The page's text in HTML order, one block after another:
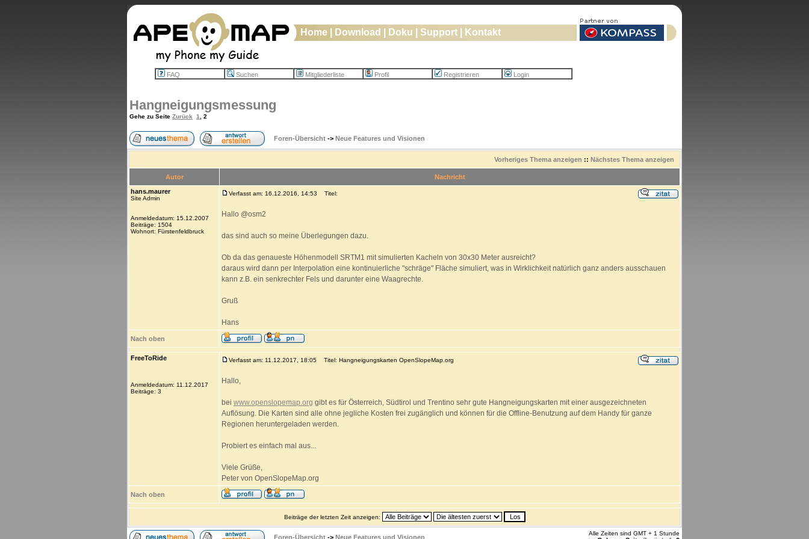
Home Download Doku Support Kontakt
FAQ Suchen Mitgliederliste Profil Registrieren Login
Hangneigungsmessung
Gehe zu Seite Zurück 1 2
Foren-Übersicht -> Neue Features und Visionen
Vorheriges Thema anzeigen :: Nächstes Thema anzeigen
Autor
Nachricht
hans.maurer
Site Admin
Anmeldedatum: 15.12.2007
Beiträge: 1504
Wohnort: Fürstenfeldbruck
Verfasst am: 16.12.2016, 14:53 Titel:
Hallo @osm2
das sind auch so meine Überlegungen dazu.
Ob da das genaueste Höhenmodell SRTM1 mit simulierten Kacheln von 30x30 Meter ausreicht?
daraus wird dann per Interpolation eine kontinuierliche "schräge" Fläche simuliert, was in Wirklichkeit natürlich ganz anders ausschauen
kann z.B. ein senkrechter Fels und darunter eine Waagrechte.
Gruß
Hans
Nach oben
FreeToRide
Anmeldedatum: 11.12.2017
Beiträge: 3
Verfasst am: 11.12.2017, 18:05 Titel: Hangneigungskarten OpenSlopeMap.org
Hallo,
bei www.openslopemap.org gibt es für Österreich, Südtirol und Trentino sehr gute Hangneigungskarten mit einer ausgezeichneten
Auflösung. Die Karten sind alle ohne jegliche Kosten frei zugänglich und können für die Offline-Benutzung auf dem Handy für ganze
Regionen heruntergeladen werden.
Probiert es einfach mal aus...
Viele Grüße,
Peter von OpenSlopeMap.org
Nach oben
Beiträge der letzten Zeit anzeigen:
Foren-Übersicht -> Neue Features und Visionen
Alle Zeiten sind GMT + 1 Stunde